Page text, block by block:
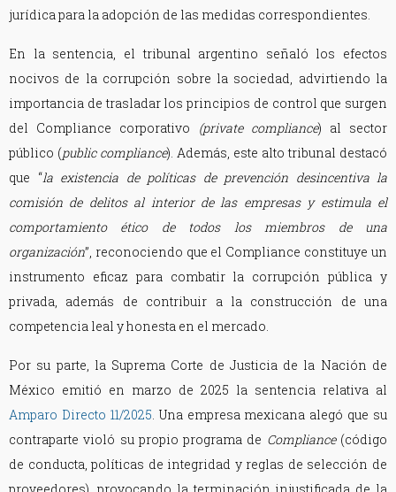
jurídica para la adopción de las medidas correspondientes.
En la sentencia, el tribunal argentino señaló los efectos
nocivos de la corrupción sobre la sociedad, advirtiendo la
importancia de trasladar los principios de control que surgen
del Compliance corporativo (private compliance) al sector
público (public compliance). Además, este alto tribunal destacó
que “la existencia de políticas de prevención desincentiva la
comisión de delitos al interior de las empresas y estimula el
comportamiento ético de todos los miembros de una
organización”, reconociendo que el Compliance constituye un
instrumento eficaz para combatir la corrupción pública y
privada, además de contribuir a la construcción de una
competencia leal y honesta en el mercado.
Por su parte, la Suprema Corte de Justicia de la Nación de
México emitió en marzo de 2025 la sentencia relativa al
Amparo Directo 11/2025. Una empresa mexicana alegó que su
contraparte violó su propio programa de Compliance(código
de conducta, políticas de integridad y reglas de selección de